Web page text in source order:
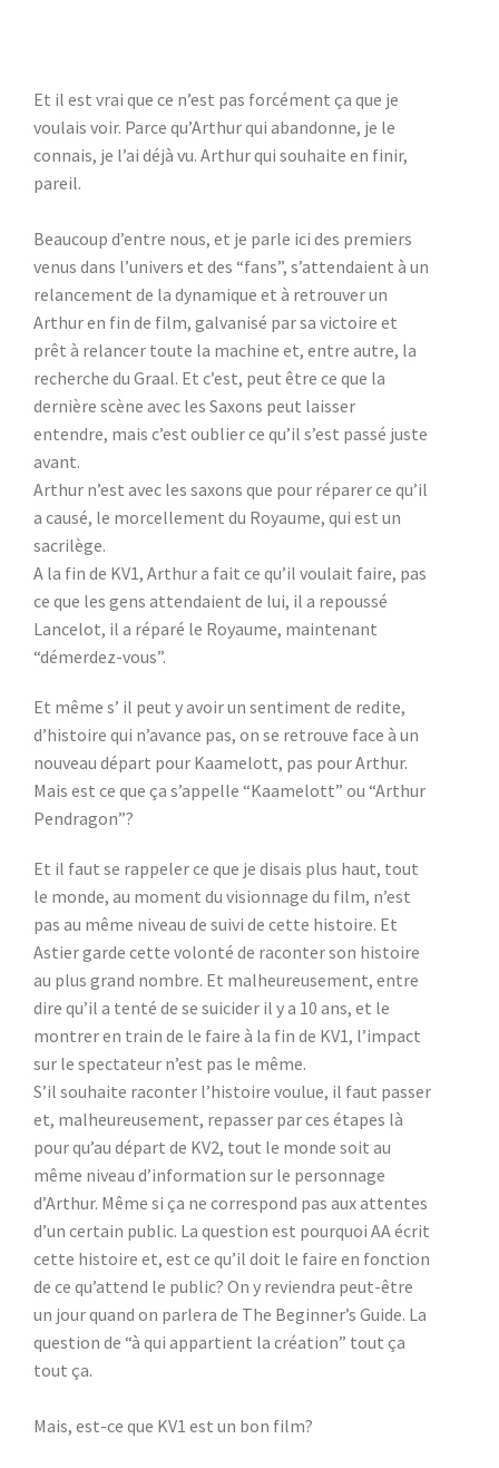
Et il est vrai que ce n’est pas forcément ça que je
voulais voir. Parce qu’Arthur qui abandonne, je le
connais, je l’ai déjà vu. Arthur qui souhaite en finir,
pareil.
Beaucoup d’entre nous, et je parle ici des premiers
venus dans l’univers et des “fans”, s’attendaient à un
relancement de la dynamique et à retrouver un
Arthur en fin de film, galvanisé par sa victoire et
prêt à relancer toute la machine et, entre autre, la
recherche du Graal. Et c’est, peut être ce que la
dernière scène avec les Saxons peut laisser
entendre, mais c’est oublier ce qu’il s’est passé juste
avant.
Arthur n’est avec les saxons que pour réparer ce qu’il
a causé, le morcellement du Royaume, qui est un
sacrilège.
A la fin de KV1, Arthur a fait ce qu’il voulait faire, pas
ce que les gens attendaient de lui, il a repoussé
Lancelot, il a réparé le Royaume, maintenant
“démerdez-vous”.
Et même s’ il peut y avoir un sentiment de redite,
d’histoire qui n’avance pas, on se retrouve face à un
nouveau départ pour Kaamelott, pas pour Arthur.
Mais est ce que ça s’appelle “Kaamelott” ou “Arthur
Pendragon”?
Et il faut se rappeler ce que je disais plus haut, tout
le monde, au moment du visionnage du film, n’est
pas au même niveau de suivi de cette histoire. Et
Astier garde cette volonté de raconter son histoire
au plus grand nombre. Et malheureusement, entre
dire qu’il a tenté de se suicider il y a 10 ans, et le
montrer en train de le faire à la fin de KV1, l’impact
sur le spectateur n’est pas le même.
S’il souhaite raconter l’histoire voulue, il faut passer
et, malheureusement, repasser par ces étapes là
pour qu’au départ de KV2, tout le monde soit au
même niveau d’information sur le personnage
d’Arthur. Même si ça ne correspond pas aux attentes
d’un certain public. La question est pourquoi AA écrit
cette histoire et, est ce qu’il doit le faire en fonction
de ce qu’attend le public? On y reviendra peut-être
un jour quand on parlera de The Beginner’s Guide. La
question de “à qui appartient la création” tout ça
tout ça.
Mais, est-ce que KV1 est un bon film?